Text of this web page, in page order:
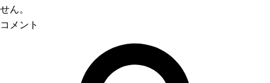
せん。
コメント